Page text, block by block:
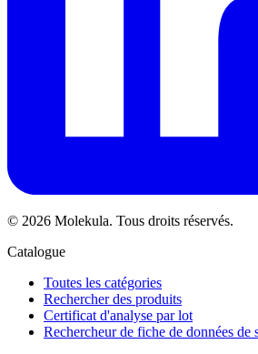
© 2026 Molekula. Tous droits réservés.
Catalogue
Toutes les catégories
Rechercher des produits
Certificat d'analyse par lot
Rechercheur de fiche de données de